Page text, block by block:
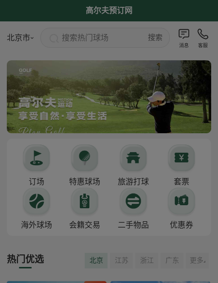
高尔夫预订网
北京市 搜索热门球场 搜索
消息 客服
订场 特惠球场 旅游打球 套票
海外球场 会籍交易 二手物品 优惠券
热门优选 北京 江苏 浙江 广东 更多